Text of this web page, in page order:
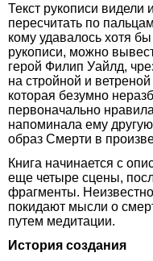
Текст рукописи видели
пересчитать по
кому удавалось хотя
рукописи, можно
герой Филип Уайлд,
на стройной и
которая безумно
первоначально
напоминала ему
образ Смерти в
Книга начинается с
еще четыре сцены,
фрагменты.
покидают мысли о
путем медитации.
История создания